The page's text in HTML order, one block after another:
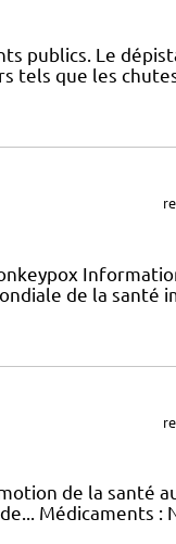
publics. Le
tels que les
de la santé
de la santé
Médicaments :